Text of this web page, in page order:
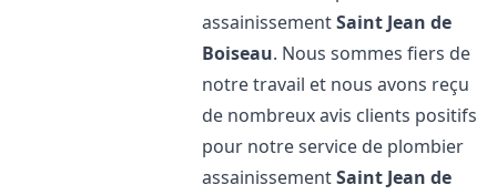
assainissementSaint Jean de
Boiseau. Nous sommes fiers de
notre travail et nous avons reçu
de nombreux avis clients positifs
pour notre service de plombier
assainissementSaint Jean de